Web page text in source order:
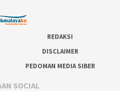
REDAKSI
DISCLAIMER
PEDOMAN MEDIA SIBER
SOCIAL